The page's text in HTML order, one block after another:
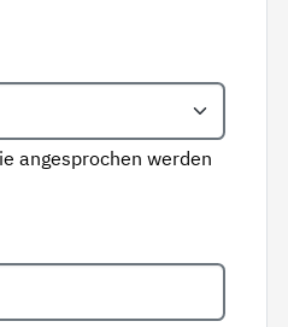
angesprochen werden